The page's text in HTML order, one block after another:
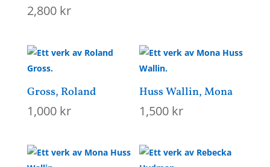
2,800 kr
Gross, Roland
1,000 kr
Huss Wallin, Mona
1,500 kr